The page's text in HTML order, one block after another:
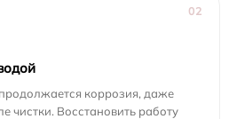
02
коррозия, даже
чистки. Восстановить работу